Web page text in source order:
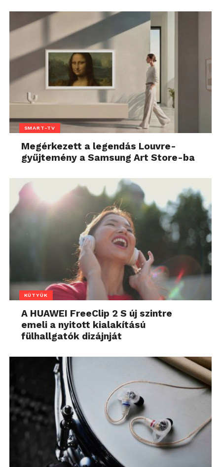
SMART-TV
Megérkezett a legendás Louvre-
gyűjtemény a Samsung Art Store-ba
KÜTYÜK
A HUAWEI FreeClip 2 S új szintre
emeli a nyitott kialakítású
fülhallgatók dizájnját